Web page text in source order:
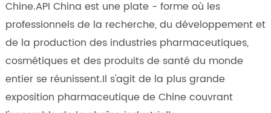
Chine.API China est une plate - forme où les
professionnels de la recherche, du développement et
de la production des industries pharmaceutiques,
cosmétiques et des produits de santé du monde
entier se réunissent.Il s'agit de la plus grande
exposition pharmaceutique de Chine couvrant